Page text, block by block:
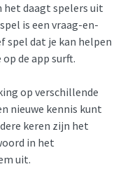
daagt spelers uit
is een vraag-en-
spel dat je kan helpen
de app surft.
op verschillende
nieuwe kennis kunt
keren zijn het
in het
uit.